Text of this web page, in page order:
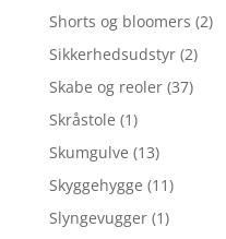
Shorts og bloomers (2)
Sikkerhedsudstyr (2)
Skabe og reoler (37)
Skråstole (1)
Skumgulve (13)
Skyggehygge (11)
Slyngevugger (1)